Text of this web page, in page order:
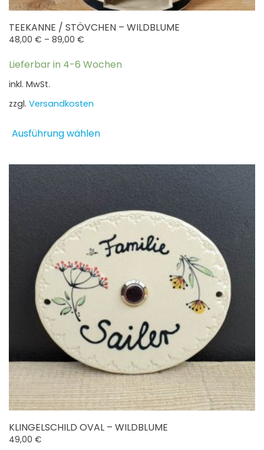
TEEKANNE / STÖVCHEN – WILDBLUME
48,00 € – 89,00 €
Lieferbar in 4-6 Wochen
inkl. MwSt.
zzgl. Versandkosten
Ausführung wählen
mehrere
auf.
Optionen
können
auf
Produktseite
gewählt
werden
KLINGELSCHILD OVAL – WILDBLUME
49,00 €